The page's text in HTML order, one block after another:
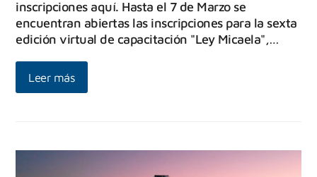
inscripciones aquí. Hasta el 7 de Marzo se
encuentran abiertas las inscripciones para la sexta
edición virtual de capacitación "Ley Micaela",…
Leer más